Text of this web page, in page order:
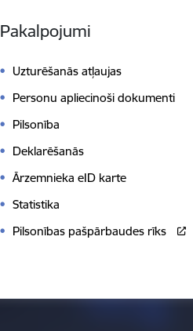
Pakalpojumi
Uzturēšanās atļaujas
Personu apliecinoši dokumenti
Pilsonība
Deklarēšanās
Ārzemnieka eID karte
Statistika
Pilsonības pašpārbaudes rīks